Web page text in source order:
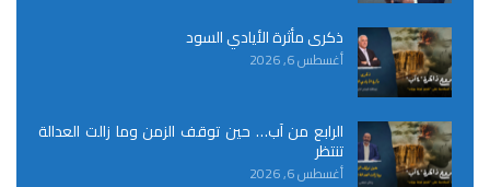
ذكرى مأثرة الأيادي السود
أغسطس 6, 2026
الرابع من آب… حين توقف الزمن وما زالت العدالة
تنتظر
أغسطس 6, 2026